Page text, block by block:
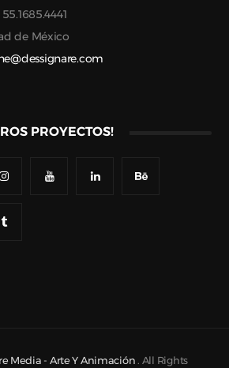
de México
PROYECTOS!
Media - Arte Y Animación . All Rights